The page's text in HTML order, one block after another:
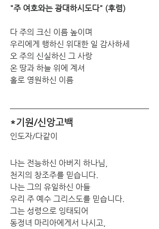
"주 여호와는 광대하시도다" (후렴)
다 주의 크신 이름 높이며
우리에게 행하신 위대한 일 감사하세
오 주의 신실하신 그 사랑
온 땅과 하늘 위에 계셔
홀로 영원하신 이름
*기원/신앙고백
인도자/다같이
나는 전능하신 아버지 하나님,
천지의 창조주를 믿습니다.
나는 그의 유일하신 아들
우리 주 예수 그리스도를 믿습니다.
그는 성령으로 잉태되어
동정녀 마리아에게서 나시고,